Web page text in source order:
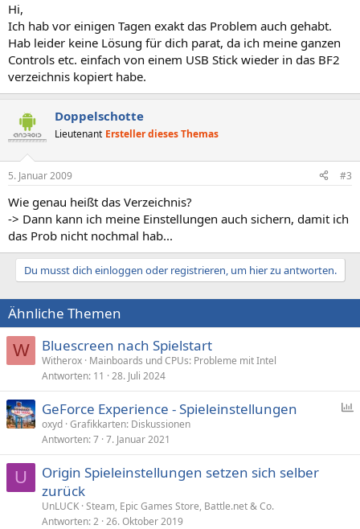
Hi,
Ich hab vor einigen Tagen exakt das Problem auch gehabt.
Hab leider keine Lösung für dich parat, da ich meine ganzen
Controls etc. einfach von einem USB Stick wieder in das BF2
verzeichnis kopiert habe.
Doppelschotte
Lieutenant Ersteller dieses Themas
5. Januar 2009 #3
Wie genau heißt das Verzeichnis?
-> Dann kann ich meine Einstellungen auch sichern, damit ich
das Prob nicht nochmal hab...
Du musst dich einloggen oder registrieren, um hier zu antworten.
Ähnliche Themen
W Bluescreen nach Spielstart
Witherox Mainboards und CPUs: Probleme mit Intel
Antworten 11 28. Juli 2024
r
GeForce Experience - Spieleinstellungen
oxyd Grafikkarten: Diskussionen
Antworten 7 7. Januar 2021
U
Origin Spieleinstellungen setzen sich selber
zurück
UnLUCK Steam, Epic Games Store, Battle.net & Co.
Antworten 2 26. Oktober 2019